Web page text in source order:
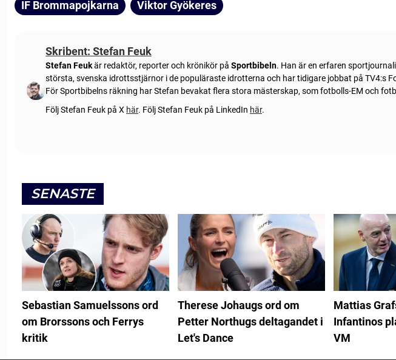
IF Brommapojkarna Viktor Gyökeres
Skribent: Stefan Feuk
Stefan Feukär redaktör, reporter och krönikör påSportbibeln. Han är en erfaren
största, svenska idrottsstjärnor i de populäraste idrotterna och har tidigare jobbat på TV4:s
För Sportbibelns räkning har Stefan bevakat flera stora mästerskap, som fotbolls-EM och
Följ Stefan Feuk på X här. Följ Stefan Feuk på LinkedIn här.
SENASTE
Sebastian Samuelssons ord
om Brorssons och Ferrys
kritik
Therese Johaugs ord om
Petter Northugs deltagandet i
Let's Dance
Mattias
Infantinos
VM